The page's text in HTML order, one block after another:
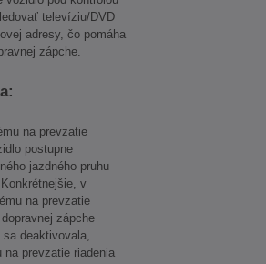
televíziu/DVD
adresy, čo pomáha
zápche.
na prevzatie
postupne
jazdného pruhu
v
na prevzatie
zápche
deaktivovala,
prevzatie riadenia